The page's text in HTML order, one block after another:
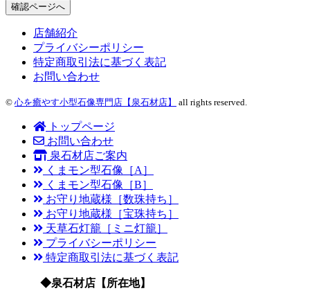
確認ページへ
店舗紹介
プライバシーポリシー
特定商取引法に基づく表記
お問い合わせ
© 心を癒やす小型石像専門店【泉石材店】 all rights reserved.
トップページ
お問い合わせ
泉石材店ご案内
くまモン型石像［A］
くまモン型石像［B］
お守り地蔵様［数珠持ち］
お守り地蔵様［宝珠持ち］
天草石灯籠［ミニ灯籠］
プライバシーポリシー
特定商取引法に基づく表記
◆泉石材店【所在地】